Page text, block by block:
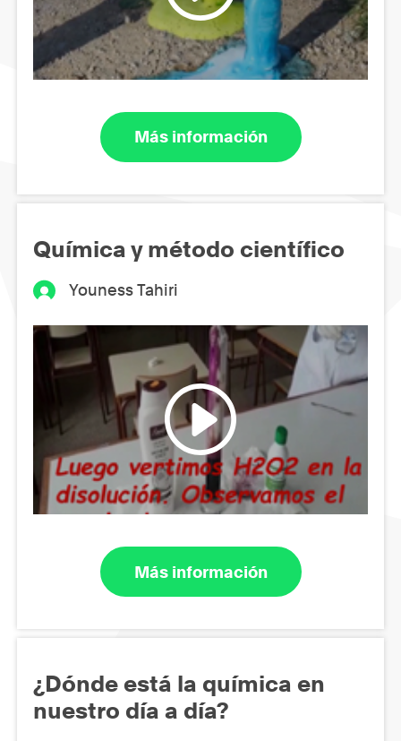
Más información
Química y método científico
Youness Tahiri
Más información
¿Dónde está la química en
nuestro día a día?